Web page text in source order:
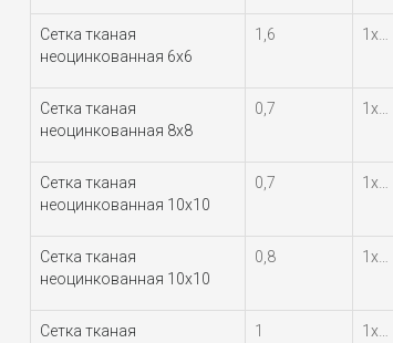
Сетка тканая
неоцинкованная 6х6
1,6 1х…
Сетка тканая
неоцинкованная 8х8
0,7 1х…
Сетка тканая
неоцинкованная 10х10
0,7 1х…
Сетка тканая
неоцинкованная 10х10
0,8 1х…
Сетка тканая
1 1х…